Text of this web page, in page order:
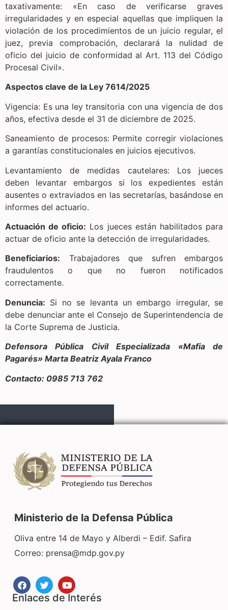
taxativamente: «En caso de verificarse graves
irregularidades y en especial aquellas que impliquen la
violación de los procedimientos de un juicio regular, el
juez, previa comprobación, declarará la nulidad de
oficio del juicio de conformidad al Art. 113 del Código
Procesal Civil».
Aspectos clave de la Ley 7614/2025
Vigencia: Es una ley transitoria con una vigencia de dos
años, efectiva desde el 31 de diciembre de 2025.
Saneamiento de procesos: Permite corregir violaciones
a garantías constitucionales en juicios ejecutivos.
Levantamiento de medidas cautelares: Los jueces
deben levantar embargos si los expedientes están
ausentes o extraviados en las secretarías, basándose en
informes del actuario.
Actuación de oficio: Los jueces están habilitados para
actuar de oficio ante la detección de irregularidades.
Beneficiarios: Trabajadores que sufren embargos
fraudulentos o que no fueron notificados
correctamente.
Denuncia: Si no se levanta un embargo irregular, se
debe denunciar ante el Consejo de Superintendencia de
la Corte Suprema de Justicia.
Defensora Pública Civil Especializada «Mafia de
Pagarés» Marta Beatriz Ayala Franco
Contacto: 0985 713 762
Ministerio de la Defensa Pública
Oliva entre 14 de Mayo y Alberdi – Edif. Safira
Correo: prensa@mdp.gov.py
Enlaces de Interés